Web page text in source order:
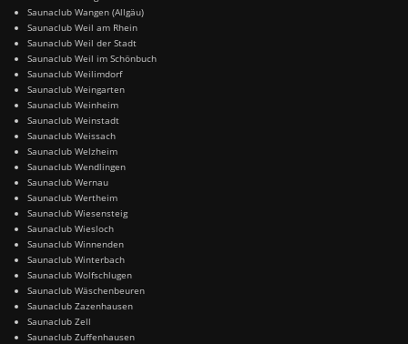
Saunaclub Wangen (Allgäu)
Saunaclub Weil am Rhein
Saunaclub Weil der Stadt
Saunaclub Weil im Schönbuch
Saunaclub Weilimdorf
Saunaclub Weingarten
Saunaclub Weinheim
Saunaclub Weinstadt
Saunaclub Weissach
Saunaclub Welzheim
Saunaclub Wendlingen
Saunaclub Wernau
Saunaclub Wertheim
Saunaclub Wiesensteig
Saunaclub Wiesloch
Saunaclub Winnenden
Saunaclub Winterbach
Saunaclub Wolfschlugen
Saunaclub Wäschenbeuren
Saunaclub Zazenhausen
Saunaclub Zell
Saunaclub Zuffenhausen